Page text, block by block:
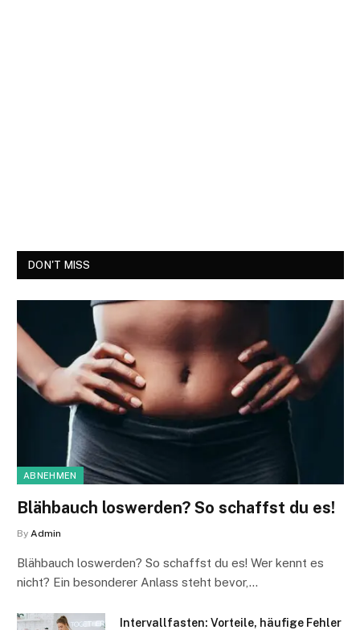
DON'T MISS
ABNEHMEN
Blähbauch loswerden? So schaffst du es!
By Admin
Blähbauch loswerden? So schaffst du es! Wer kennt es
nicht? Ein besonderer Anlass steht bevor,…
Intervallfasten: Vorteile, häufige Fehler